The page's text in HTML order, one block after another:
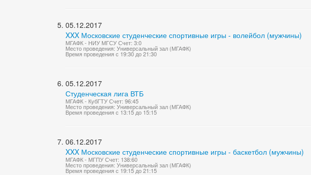
05.12.2017
XXX Московские студенческие спортивные игры - волейбол (мужчины)
МГАФК - НИУ МГСУ Счет: 3:0
Место проведения: Универсальный зал (МГАФК)
Время проведения с 19:30 до 21:30
05.12.2017
Студенческая лига ВТБ
МГАФК - КубГТУ Счет: 96:45
Место проведения: Универсальный зал (МГАФК)
Время проведения с 13:15 до 15:15
06.12.2017
XXX Московские студенческие спортивные игры - баскетбол (мужчины)
МГАФК - МГПУ Счет: 138:60
Место проведения: Универсальный зал (МГАФК)
Время проведения с 19:15 до 21:15